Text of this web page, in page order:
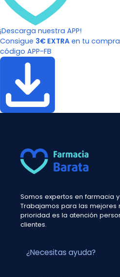
¡Descarga nuestra APP!
Consigue 3€ EXTRA en tu
código APP-FB
Somos expertos en farmacia
Trabajamos para las mejores
prioridad es la atención
clientes.
¿Necesitas ayuda?